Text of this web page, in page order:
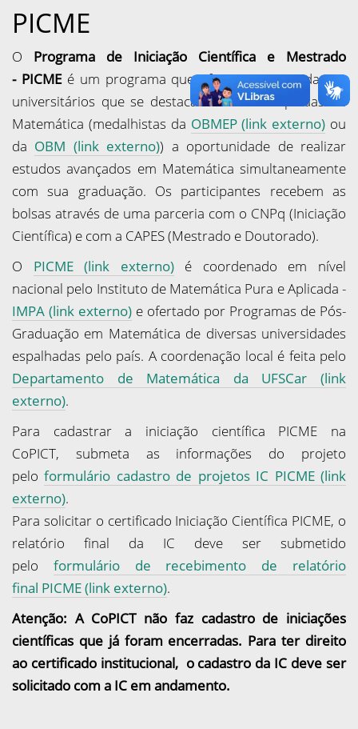
PICME
O
Programa de Iniciação Científica e Mestrado
- PICME é um programa que oferece aos estudantes
universitários que se destacaram nas Olimpíadas de
Matemática (medalhistas da OBMEP (link externo) ou
da OBM (link externo)) a oportunidade de realizar
estudos avançados em Matemática simultaneamente
com sua graduação. Os participantes recebem as
bolsas através de uma parceria com o CNPq (Iniciação
Científica) e com a CAPES (Mestrado e Doutorado).
O PICME (link externo)é coordenado em nível
nacional pelo Instituto de Matemática Pura e Aplicada -
IMPA (link externo) e ofertado por Programas de Pós-
Graduação em Matemática de diversas universidades
espalhadas pelo país. A coordenação local é feita pelo
Departamento de Matemática da UFSCar (link
externo).
Para cadastrar a iniciação científica PICME na
CoPICT, submeta as informações do projeto
peloformulário cadastro de projetos IC PICME (link
externo).
Para solicitar o certificado Iniciação Científica PICME, o
relatório final da IC deve ser submetido
pelo formulário de recebimento de relatório
final PICME (link externo).
Atenção: A CoPICT não faz cadastro de iniciações
científicas que já foram encerradas. Para ter direito
ao certificado institucional, o cadastro da IC deve ser
solicitado com a IC em andamento.